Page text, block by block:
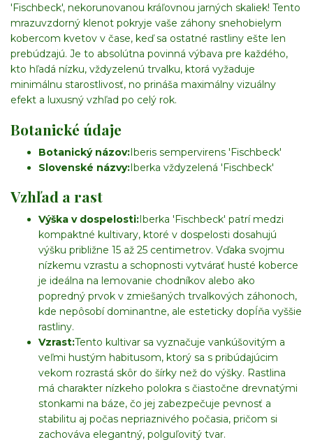
'Fischbeck', nekorunovanou kráľovnou jarných skaliek! Tento
mrazuvzdorný klenot pokryje vaše záhony snehobielym
kobercom kvetov v čase, keď sa ostatné rastliny ešte len
prebúdzajú. Je to absolútna povinná výbava pre každého,
kto hľadá nízku, vždyzelenú trvalku, ktorá vyžaduje
minimálnu starostlivosť, no prináša maximálny vizuálny
efekt a luxusný vzhľad po celý rok.
Botanické údaje
Botanický názov:Iberis sempervirens 'Fischbeck'
Slovenské názvy:Iberka vždyzelená 'Fischbeck'
Vzhľad a rast
Výška v dospelosti:Iberka 'Fischbeck' patrí medzi
kompaktné kultivary, ktoré v dospelosti dosahujú
výšku približne 15 až 25 centimetrov. Vďaka svojmu
nízkemu vzrastu a schopnosti vytvárať husté koberce
je ideálna na lemovanie chodníkov alebo ako
popredný prvok v zmiešaných trvalkových záhonoch,
kde nepôsobí dominantne, ale esteticky dopĺňa vyššie
rastliny.
Vzrast:Tento kultivar sa vyznačuje vankúšovitým a
veľmi hustým habitusom, ktorý sa s pribúdajúcim
vekom rozrastá skôr do šírky než do výšky. Rastlina
má charakter nízkeho polokra s čiastočne drevnatými
stonkami na báze, čo jej zabezpečuje pevnosť a
stabilitu aj počas nepriaznivého počasia, pričom si
zachováva elegantný, polguľovitý tvar.